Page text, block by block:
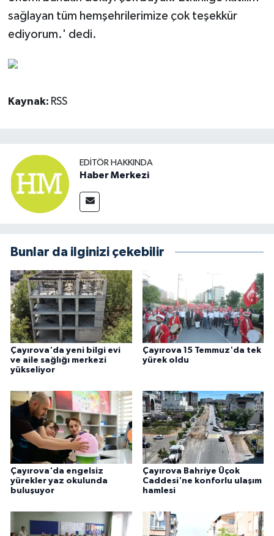
sağlayan tüm hemşehrilerimize çok teşekkür
ediyorum.' dedi.
Kaynak: RSS
EDITÖR HAKKINDA
Haber Merkezi
Bunlar da ilginizi çekebilir
Çayırova'da yeni bilgi evi
ve aile sağlığı merkezi
yükseliyor
Çayırova 15 Temmuz'da tek
yürek oldu
Çayırova'da engelsiz
yürekler yaz okulunda
buluşuyor
Çayırova Bahriye Üçok
Caddesi'ne konforlu ulaşım
hamlesi